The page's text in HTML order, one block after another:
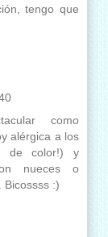
tengo que
como
alérgica a los
de color!) y
nueces o
Bicossss :)